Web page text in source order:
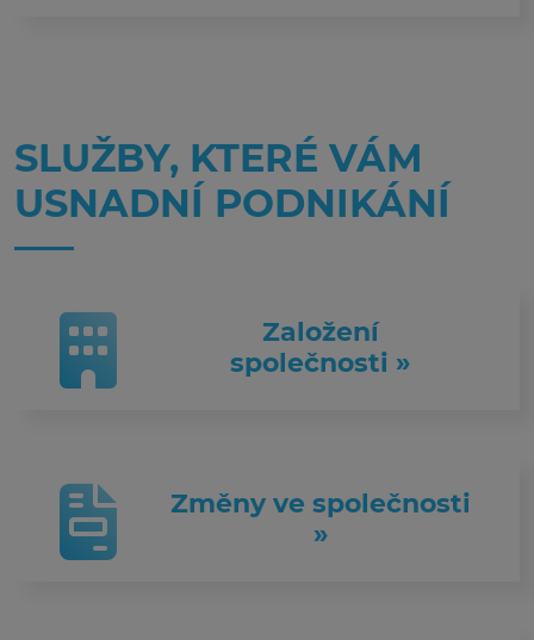
SLUŽBY, KTERÉ VÁM
USNADNÍ PODNIKÁNÍ
Založení
společnosti »
Změny ve společnosti
»